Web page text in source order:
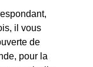
il vous
de
pour la